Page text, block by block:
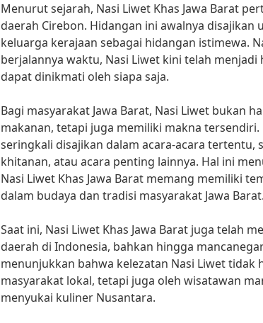
Menurut sejarah, Nasi Liwet Khas Jawa Barat
daerah Cirebon. Hidangan ini awalnya disajikan
keluarga kerajaan sebagai hidangan istimewa.
berjalannya waktu, Nasi Liwet kini telah menjadi
dapat dinikmati oleh siapa saja.
Bagi masyarakat Jawa Barat, Nasi Liwet bukan
makanan, tetapi juga memiliki makna tersendiri.
seringkali disajikan dalam acara-acara tertentu,
khitanan, atau acara penting lainnya. Hal ini
Nasi Liwet Khas Jawa Barat memang memiliki
dalam budaya dan tradisi masyarakat Jawa Barat.
Saat ini, Nasi Liwet Khas Jawa Barat juga telah
daerah di Indonesia, bahkan hingga
menunjukkan bahwa kelezatan Nasi Liwet tidak
masyarakat lokal, tetapi juga oleh wisatawan
menyukai kuliner Nusantara.